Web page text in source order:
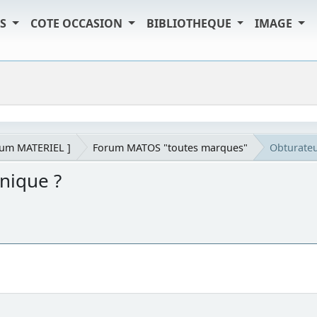
COTE OCCASION BIBLIOTHEQUE IMAGE
MATERIEL ] Forum MATOS "toutes marques"
?